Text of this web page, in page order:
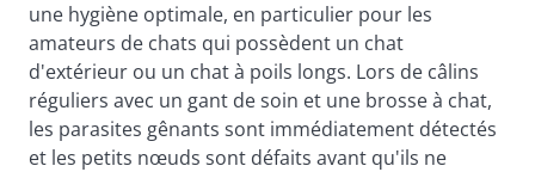
une hygiène optimale, en particulier pour les
amateurs de chats qui possèdent un chat
d'extérieur ou un chat à poils longs. Lors de câlins
réguliers avec un gant de soin et une brosse à chat,
les parasites gênants sont immédiatement détectés
et les petits nœuds sont défaits avant qu'ils ne